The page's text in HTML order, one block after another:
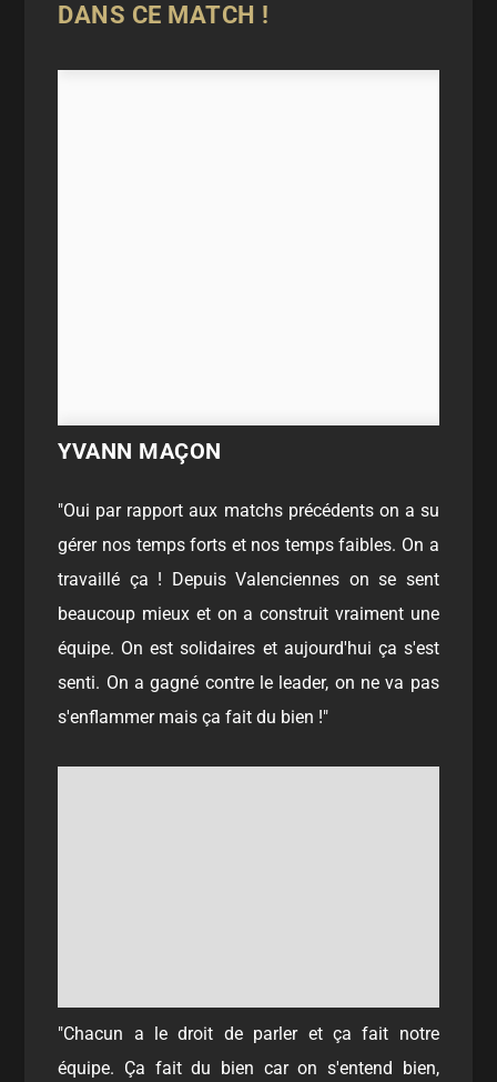
DANS CE MATCH !
YVANN MAÇON
"Oui par rapport aux matchs précédents on a su
gérer nos temps forts et nos temps faibles. On a
travaillé ça ! Depuis Valenciennes on se sent
beaucoup mieux et on a construit vraiment une
équipe. On est solidaires et aujourd'hui ça s'est
senti. On a gagné contre le leader, on ne va pas
s'enflammer mais ça fait du bien !"
"Chacun a le droit de parler et ça fait notre
équipe. Ça fait du bien car on s'entend bien,